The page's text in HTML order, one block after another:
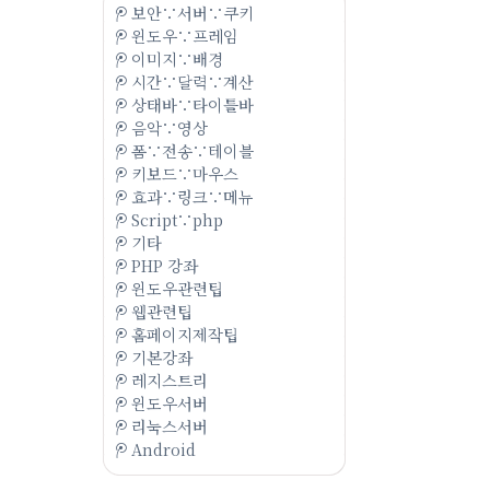
보안∵서버∵쿠키
윈도우∵프레임
이미지∵배경
시간∵달력∵계산
상태바∵타이틀바
음악∵영상
폼∵전송∵테이블
키보드∵마우스
효과∵링크∵메뉴
Script∵php
기타
PHP 강좌
윈도우관련팁
웹관련팁
홈페이지제작팁
기본강좌
레지스트리
윈도우서버
리눅스서버
Android